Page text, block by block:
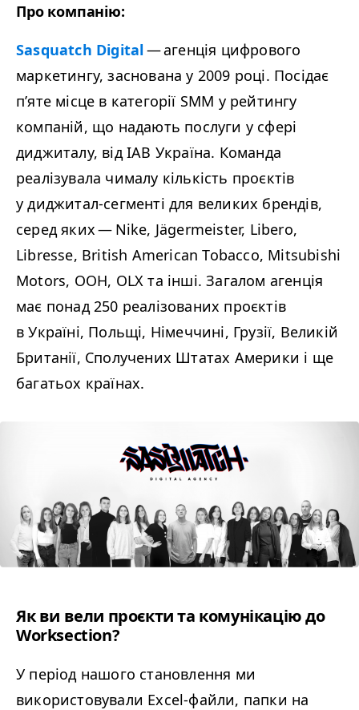
Про компанію:
Sasquatch Digital— агенція цифрового
маркетингу, заснована у 2009 році. Посідає
п’яте місце в категорії SMM у рейтингу
компаній, що надають послуги у сфері
диджиталу, відIAB Україна. Команда
реалізувала чималу кількість проєктів
у диджитал-сегменті для великих брендів,
серед яких — Nike, Jägermeister, Libero,
Libresse, British American Tobacco, Mitsubishi
Motors, ООН, OLX та інші. Загалом агенція
має понад 250 реалізованих проєктів
в Україні, Польщі, Німеччині, Грузії, Великій
Британії, Сполучених Штатах Америки і ще
багатьох країнах.
Як ви вели проєкти та комунікацію до
Worksection?
У період нашого становлення ми
використовували Excel-файли, папки на